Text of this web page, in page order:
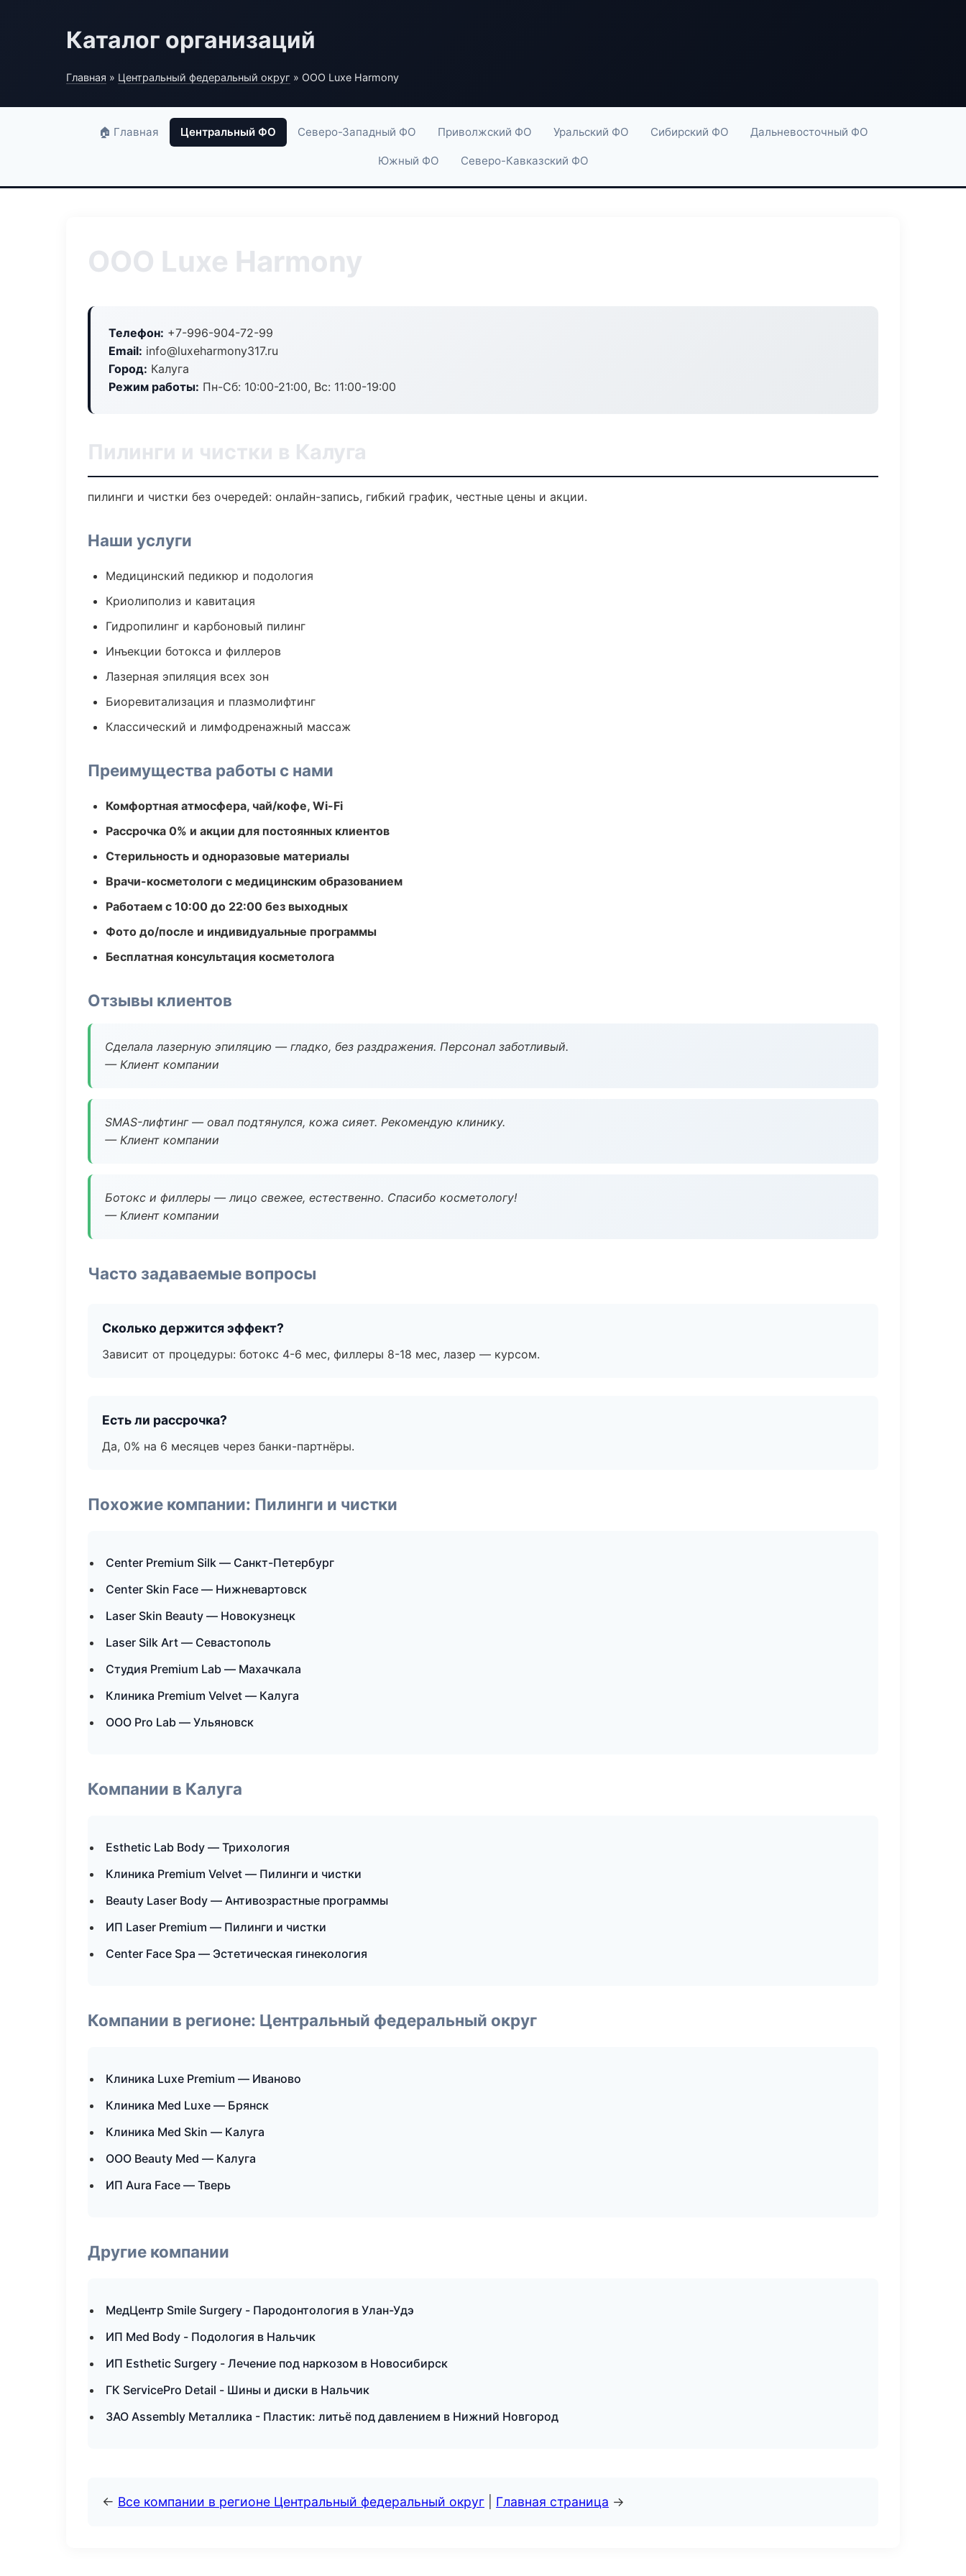
Каталог организаций
Главная » Центральный федеральный округ » ООО Luxe Harmony
🏠 Главная Центральный ФО Северо-Западный ФО Приволжский ФО Уральский ФО Сибирский ФО Дальневосточный ФО
Южный ФО Северо-Кавказский ФО
ООО Luxe Harmony
Телефон: +7-996-904-72-99
Email: info@luxeharmony317.ru
Город: Калуга
Режим работы: Пн-Сб: 10:00-21:00, Вс: 11:00-19:00
Пилинги и чистки в Калуга
пилинги и чистки без очередей: онлайн-запись, гибкий график, честные цены и акции.
Наши услуги
Медицинский педикюр и подология
Криолиполиз и кавитация
Гидропилинг и карбоновый пилинг
Инъекции ботокса и филлеров
Лазерная эпиляция всех зон
Биоревитализация и плазмолифтинг
Классический и лимфодренажный массаж
Преимущества работы с нами
Комфортная атмосфера, чай/кофе, Wi-Fi
Рассрочка 0% и акции для постоянных клиентов
Стерильность и одноразовые материалы
Врачи-косметологи с медицинским образованием
Работаем с 10:00 до 22:00 без выходных
Фото до/после и индивидуальные программы
Бесплатная консультация косметолога
Отзывы клиентов
Сделала лазерную эпиляцию — гладко, без раздражения. Персонал заботливый.
— Клиент компании
SMAS-лифтинг — овал подтянулся, кожа сияет. Рекомендую клинику.
— Клиент компании
Ботокс и филлеры — лицо свежее, естественно. Спасибо косметологу!
— Клиент компании
Часто задаваемые вопросы
Сколько держится эффект?
Зависит от процедуры: ботокс 4-6 мес, филлеры 8-18 мес, лазер — курсом.
Есть ли рассрочка?
Да, 0% на 6 месяцев через банки-партнёры.
Похожие компании: Пилинги и чистки
Center Premium Silk — Санкт-Петербург
Center Skin Face — Нижневартовск
Laser Skin Beauty — Новокузнецк
Laser Silk Art — Севастополь
Студия Premium Lab — Махачкала
Клиника Premium Velvet — Калуга
ООО Pro Lab — Ульяновск
Компании в Калуга
Esthetic Lab Body — Трихология
Клиника Premium Velvet — Пилинги и чистки
Beauty Laser Body — Антивозрастные программы
ИП Laser Premium — Пилинги и чистки
Center Face Spa — Эстетическая гинекология
Компании в регионе: Центральный федеральный округ
Клиника Luxe Premium — Иваново
Клиника Med Luxe — Брянск
Клиника Med Skin — Калуга
ООО Beauty Med — Калуга
ИП Aura Face — Тверь
Другие компании
МедЦентр Smile Surgery - Пародонтология в Улан-Удэ
ИП Med Body - Подология в Нальчик
ИП Esthetic Surgery - Лечение под наркозом в Новосибирск
ГК ServicePro Detail - Шины и диски в Нальчик
ЗАО Assembly Металлика - Пластик: литьё под давлением в Нижний Новгород
← Все компании в регионе Центральный федеральный округ Главная страница →